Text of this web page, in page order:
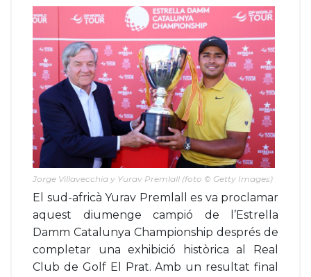
Jorge Villavecchia y Yurav Premlall (foto © Getty Images)
El sud-africà Yurav Premlall es va proclamar
aquest diumenge campió de l’Estrella
Damm Catalunya Championship després de
completar una exhibició històrica al Real
Club de Golf El Prat. Amb un resultat final